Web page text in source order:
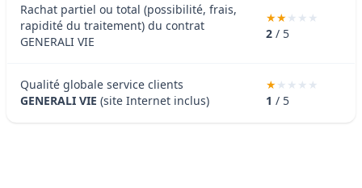
Rachat partiel ou total (possibilité, frais,
rapidité du traitement) du contrat
GENERALI VIE
2 / 5
Qualité globale service clients
GENERALI VIE (site Internet inclus) 1 / 5